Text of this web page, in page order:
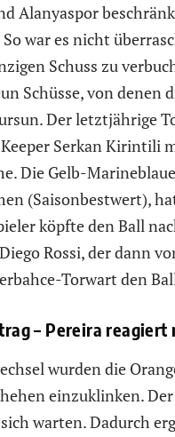
Alanyaspor
war es nicht
Schuss zu
Schüsse, von denen
Der letztjährige
Serkan Kirintili
Die Gelb-
(Saisonbestwert),
köpfte den Ball
Rossi, der dann
Torwart den
– Pereira
wurden die
einzuklinken.
warten. Dadurch